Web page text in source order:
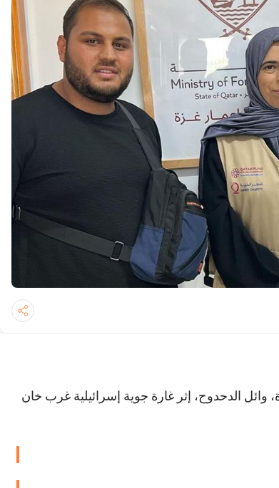
الدحدوح، إثر غارة جوية إسرائيلية غرب خان